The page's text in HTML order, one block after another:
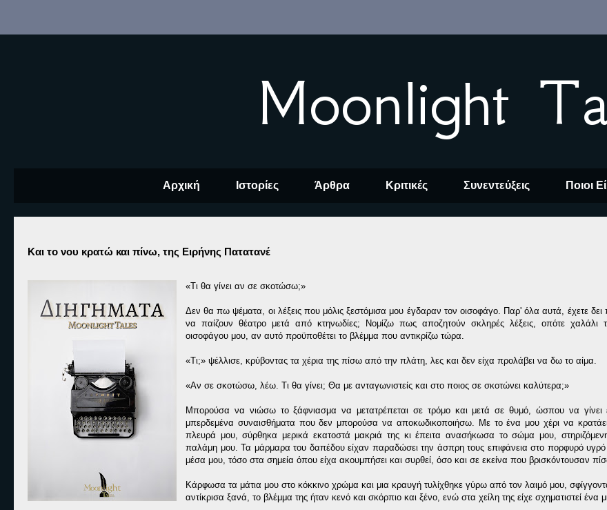
Moonlight
Αρχική Ιστορίες Άρθρα Κριτικές Συνεντεύξεις Ποιοι
Και το νου κρατώ και πίνω, της Ειρήνης Πατατανέ
«Τι θα γίνει αν σε σκοτώσω;»
Δεν θα πω ψέματα, οι λέξεις που μόλις ξεστόμισα μου έγδαραν τον οισοφάγο. Παρ' όλα αυτά, έχετε
να παίζουν θέατρο μετά από κτηνωδίες; Νομίζω πως αποζητούν σκληρές λέξεις, οπότε χαλάλι
οισοφάγου μου, αν αυτό προϋποθέτει το βλέμμα που αντικρίζω τώρα.
«Τι;» ψέλλισε, κρύβοντας τα χέρια της πίσω από την πλάτη, λες και δεν είχα προλάβει να δω το αίμα.
«Αν σε σκοτώσω, λέω. Τι θα γίνει; Θα με ανταγωνιστείς και στο ποιος σε σκοτώνει καλύτερα;»
Μπορούσα να νιώσω το ξάφνιασμα να μετατρέπεται σε τρόμο και μετά σε θυμό, ώσπου να γίνει
μπερδεμένα συναισθήματα που δεν μπορούσα να αποκωδικοποιήσω. Με το ένα μου χέρι να
πλευρά μου, σύρθηκα μερικά εκατοστά μακριά της κι έπειτα ανασήκωσα το σώμα μου,
παλάμη μου. Τα μάρμαρα του δαπέδου είχαν παραδώσει την άσπρη τους επιφάνεια στο πορφυρό
μέσα μου, τόσο στα σημεία όπου είχα ακουμπήσει και συρθεί, όσο και σε εκείνα που βρισκόντουσαν
Κάρφωσα τα μάτια μου στο κόκκινο χρώμα και μια κραυγή τυλίχθηκε γύρω από τον λαιμό μου,
αντίκρισα ξανά, το βλέμμα της ήταν κενό και σκόρπιο και ξένο, ενώ στα χείλη της είχε σχηματιστεί ένα